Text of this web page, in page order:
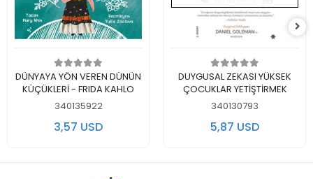
اضف الى سلة التسوق
DÜNYAYA YÖN VEREN DÜNÜN
KÜÇÜKLERİ - FRIDA KAHLO
340135922
3,57 USD
لايوجد في المخزن
DUYGUSAL ZEKASI YÜKSEK
ÇOCUKLAR YETİŞTİRMEK
340130793
5,87 USD